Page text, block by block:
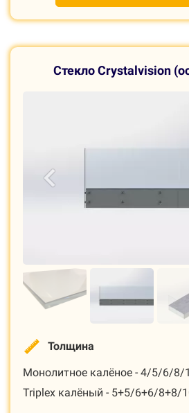
Стекло Crystalvision
Толщина
Монолитное калёное - 4/5/6/
Triplex калёный - 5+5/6+6/8+8/